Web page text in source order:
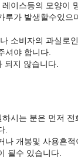
이스등의 모양이
루가 발생할수있으
소비자의 과실로
셔야 합니다.
시는 분은 먼저
.
나 개봉및 사용흔
될수 있습니다.